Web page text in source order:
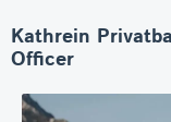
Kathrein
Officer